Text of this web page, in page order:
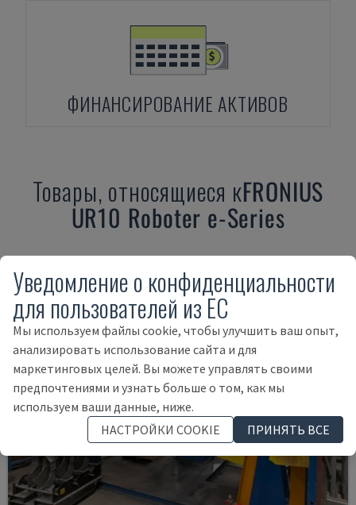
ФИНАНСИРОВАНИЕ АКТИВОВ
Товары, относящиеся кFRONIUS
UR10 Roboter e-Series
Уведомление о конфиденциальности
для пользователей из ЕС
Мы используем файлы cookie, чтобы улучшить ваш опыт,
анализировать использование сайта и для
маркетинговых целей. Вы можете управлять своими
предпочтениями и узнать больше о том, как мы
используем ваши данные, ниже.
НАСТРОЙКИ COOKIE
ПРИНЯТЬ ВСЕ